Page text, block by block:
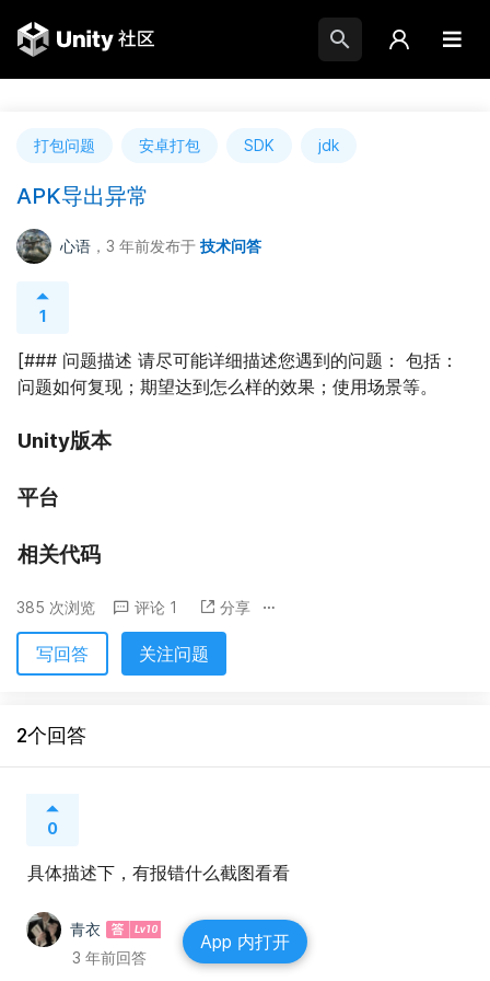
打包问题 安卓打包 SDK jdk
APK导出异常
心语 ，3 年前发布于 技术问答
1
[### 问题描述 请尽可能详细描述您遇到的问题： 包括：
问题如何复现；期望达到怎么样的效果；使用场景等。
Unity版本
平台
相关代码
385 次浏览 评论 1 分享
写回答 关注问题
2个回答
0
具体描述下，有报错什么截图看看
青衣
3 年前回答
App 内打开